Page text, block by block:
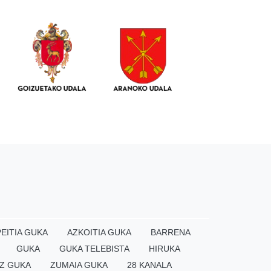
GUKA AZKOITIA GUKA
BARRENA
GUKA
GUKA TELEBISTA
HIRUKA
GUKA
ZUMAIA GUKA 28 KANALA